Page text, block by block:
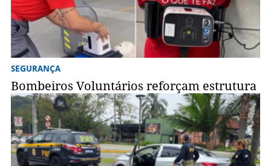
SEGURANÇA
Bombeiros Voluntários reforçam estrutura